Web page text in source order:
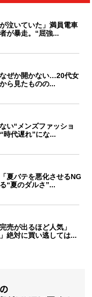
泣いていた」満員電車
が暴走。“屈強...
ぜか開かない…20代女
ら見たものの...
い“メンズファッショ
時代遅れ”にな...
夏バテを悪化させるNG
“夏のダルさ”...
売が出るほど人気」
絶対に買い逃しては...